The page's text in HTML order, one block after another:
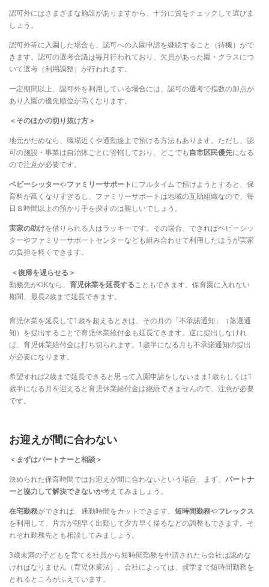
認可外にはさまざまな施設がありますから、十分に質をチェックして選びま
しょう。
認可外等に入園した場合も、認可への入園申請を継続すること（待機）がで
きます。認可の選考会議は毎月行われており、欠員があった園・クラスにつ
いて選考（利用調整）が行われます。
一定期間以上、認可外を利用している場合には、認可の選考で指数の加点が
あり入園の優先順位が高くなります。
＜そのほかの切り抜け方＞
地元がだめなら、職場近くや通勤途上で預ける方法もあります。ただし、認
可の施設・事業は自治体ごとに管轄しており、どこでも自市区民優先になる
ので注意が必要です。
ベビーシッターやファミリーサポートにフルタイムで預けようとすると、保
育料が高くなりすぎるし、ファミリーサポートは地域の互助組織なので、毎
日８時間以上の預かり手を探すのは難しいでしょう。
実家の助けを借りられる人はラッキーです。その場合、できればベビーシッ
ターやファミリーサポートセンターなども組み合わせて利用したほうが実家
の負担を軽くできます。
＜復帰を遅らせる＞
勤務先がOKなら、 育児休業を延長することもできます。保育園に入れない
期間、最長2歳まで延長できます。
育児休業を延長して1歳を超えるときは、その月の「不承諾通知」（落選通
知）を提出することで育児休業給付金も延長できます。逆に提出しなけれ
ば、育児休業給付金は打ち切られます。1歳半になる月も不承諾通知の提出
が必要になります。
希望すれば2歳まで延長できると思って入園申請をしないまま1歳もしくは1
歳半になる月を迎えると育児休業給付金は継続できませんので、注意が必要
です。
お迎えが間に合わない
＜まずはパートナーと相談＞
決められた保育時間ではお迎えが間に合わないという場合、まず、 パートナ
ーと協力して解決できないか考えてみましょう。
在宅勤務ができれば、通勤時間をカットできます。 短時間勤務やフレックス
を利用して、片方が朝早く出勤して夕方早く帰るなどの調整もできます。そ
れぞれ勤務先とも相談してみましょう。
3歳未満の子どもを育てる社員から短時間勤務を申請されたら会社は認めな
ければなりません（育児休業法）。会社によっては、就学まで短時間勤務を
とれるところがふえています。